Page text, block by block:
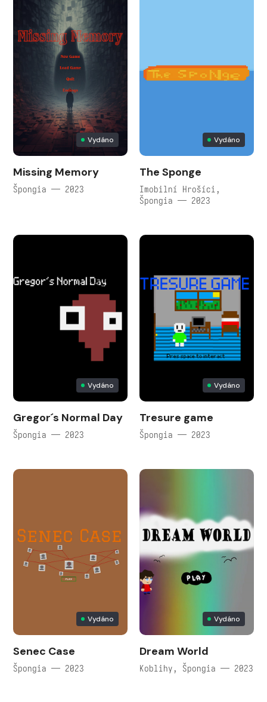
Vydáno
Missing Memory
Špongia — 2023
Vydáno
The Sponge
Imobilní Hrošíci,
Špongia — 2023
Vydáno
Gregor´s Normal Day
Špongia — 2023
Vydáno
Tresure game
Špongia — 2023
Vydáno
Senec Case
Špongia — 2023
Vydáno
Dream World
Koblihy, Špongia — 2023